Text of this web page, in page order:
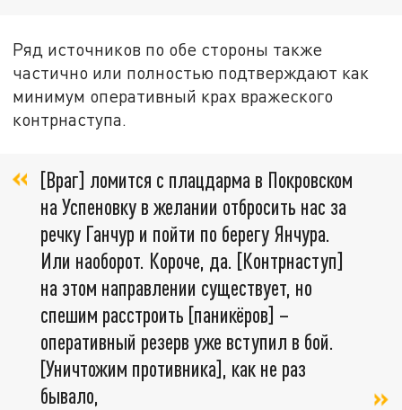
Ряд источников по обе стороны также
частично или полностью подтверждают как
минимум оперативный крах вражеского
контрнаступа.
[Враг] ломится с плацдарма в Покровском
на Успеновку в желании отбросить нас за
речку Ганчур и пойти по берегу Янчура.
Или наоборот. Короче, да. [Контрнаступ]
на этом направлении существует, но
спешим расстроить [паникёров] –
оперативный резерв уже вступил в бой.
[Уничтожим противника], как не раз
бывало,